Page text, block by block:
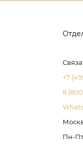
+7
8
Пн-